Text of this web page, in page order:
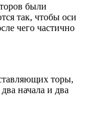
были
так, чтобы оси
чего частично
торы,
начала и два